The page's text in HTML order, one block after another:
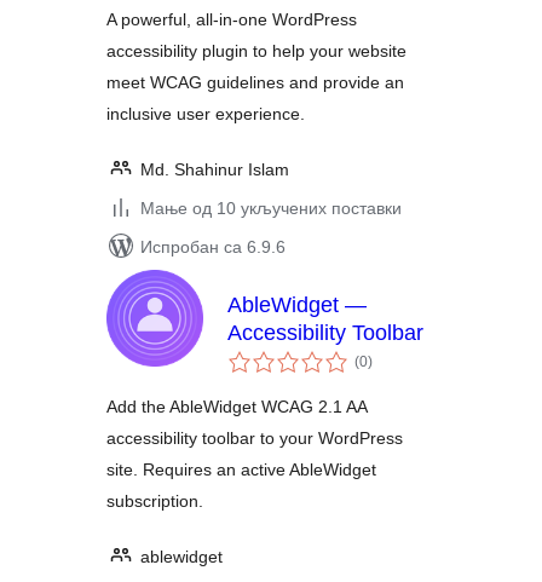
A powerful, all-in-one WordPress
accessibility plugin to help your website
meet WCAG guidelines and provide an
inclusive user experience.
Md. Shahinur Islam
Мање од 10 укључених поставки
Испробан са 6.9.6
AbleWidget —
Accessibility Toolbar
(0укупних
оцена
)
Add the AbleWidget WCAG 2.1 AA
accessibility toolbar to your WordPress
site. Requires an active AbleWidget
subscription.
ablewidget